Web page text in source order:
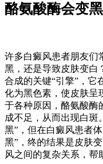
酪氨酸酶会变
许多白癜风患者朋友们
黑，还是导致皮肤变白
合成的关键“引擎”，它
化为黑色素，使皮肤呈
于各种原因，酪氨酸酶
成不足，从而出现白斑
黑”，但在白癜风患者
黑”，终的结果是皮肤
风之间的复杂关系，帮